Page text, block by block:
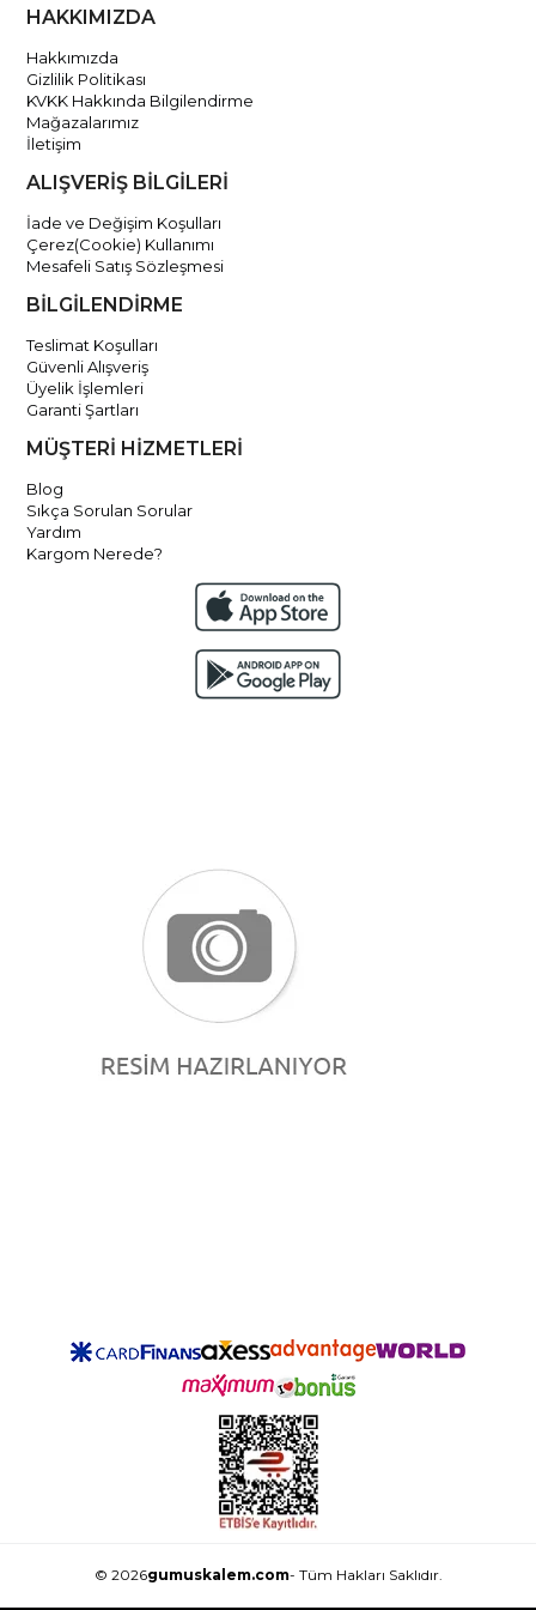
HAKKIMIZDA
Hakkımızda
Gizlilik Politikası
KVKK Hakkında Bilgilendirme
Mağazalarımız
İletişim
ALIŞVERİŞ BİLGİLERİ
İade ve Değişim Koşulları
Çerez(Cookie) Kullanımı
Mesafeli Satış Sözleşmesi
BİLGİLENDİRME
Teslimat Koşulları
Güvenli Alışveriş
Üyelik İşlemleri
Garanti Şartları
MÜŞTERİ HİZMETLERİ
Blog
Sıkça Sorulan Sorular
Yardım
Kargom Nerede?
© 2026gumuskalem.com- Tüm Hakları Saklıdır.